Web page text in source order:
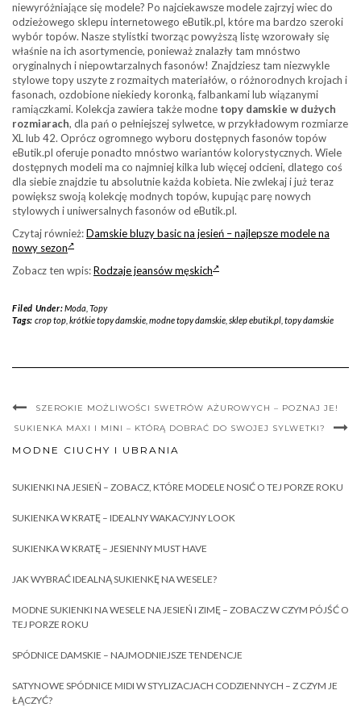
niewyróżniające się modele? Po najciekawsze modele zajrzyj wiec do
odzieżowego sklepu internetowego eButik.pl, które ma bardzo szeroki
wybór topów. Nasze stylistki tworząc powyższą listę wzorowały się
właśnie na ich asortymencie, ponieważ znalazły tam mnóstwo
oryginalnych i niepowtarzalnych fasonów! Znajdziesz tam niezwykle
stylowe topy uszyte z rozmaitych materiałów, o różnorodnych krojach i
fasonach, ozdobione niekiedy koronką, falbankami lub wiązanymi
ramiączkami. Kolekcja zawiera także modne topy damskie w dużych
rozmiarach, dla pań o pełniejszej sylwetce, w przykładowym rozmiarze
XL lub 42. Oprócz ogromnego wyboru dostępnych fasonów topów
eButik.pl oferuje ponadto mnóstwo wariantów kolorystycznych. Wiele
dostępnych modeli ma co najmniej kilka lub więcej odcieni, dlatego coś
dla siebie znajdzie tu absolutnie każda kobieta. Nie zwlekaj i już teraz
powiększ swoją kolekcję modnych topów, kupując parę nowych
stylowych i uniwersalnych fasonów od eButik.pl.
Czytaj również:Damskie bluzy basic na jesień – najlepsze modele na
nowy sezon
Zobacz ten wpis:Rodzaje jeansów męskich
Filed Under:Moda Topy
Tags: crop top, krótkie topy damskie, modne topy damskie, sklep ebutik.pl, topy damskie
SZEROKIE MOŻLIWOŚCI SWETRÓW AŻUROWYCH – POZNAJ JE!
SUKIENKA MAXI I MINI – KTÓRĄ DOBRAĆ DO SWOJEJ SYLWETKI?
MODNE CIUCHY I UBRANIA
SUKIENKI NA JESIEŃ – ZOBACZ, KTÓRE MODELE NOSIĆ O TEJ PORZE ROKU
SUKIENKA W KRATĘ – IDEALNY WAKACYJNY LOOK
SUKIENKA W KRATĘ – JESIENNY MUST HAVE
JAK WYBRAĆ IDEALNĄ SUKIENKĘ NA WESELE?
MODNE SUKIENKI NA WESELE NA JESIEŃ I ZIMĘ – ZOBACZ W CZYM PÓJŚĆ O
TEJ PORZE ROKU
SPÓDNICE DAMSKIE – NAJMODNIEJSZE TENDENCJE
SATYNOWE SPÓDNICE MIDI W STYLIZACJACH CODZIENNYCH – Z CZYM JE
ŁĄCZYĆ?